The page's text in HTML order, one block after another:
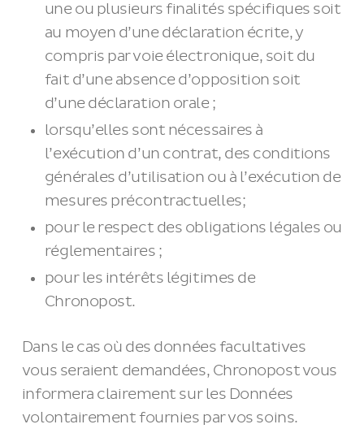
une ou plusieurs finalités spécifiques soit
au moyen d’une déclaration écrite, y
compris par voie électronique, soit du
fait d’une absence d’opposition soit
d’une déclaration orale ;
lorsqu’elles sont nécessaires à
l’exécution d’un contrat, des conditions
générales d’utilisation ou à l’exécution de
mesures précontractuelles;
pour le respect des obligations légales ou
réglementaires ;
pour les intérêts légitimes de
Chronopost.
Dans le cas où des données facultatives
vous seraient demandées, Chronopost vous
informera clairement sur les Données
volontairement fournies par vos soins.